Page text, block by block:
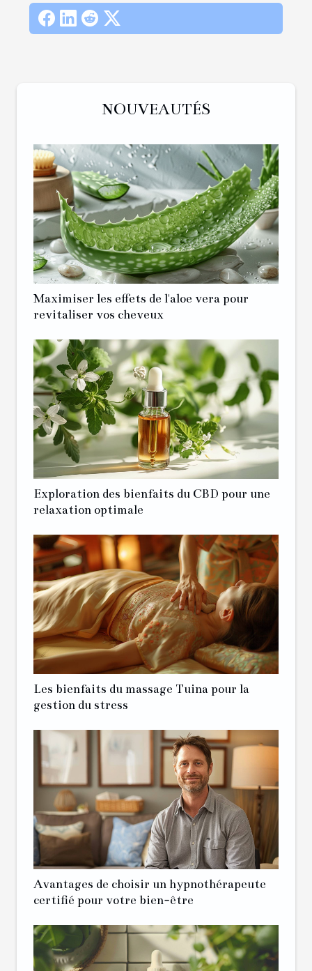
NOUVEAUTÉS
Maximiser les effets de l'aloe vera pour
revitaliser vos cheveux
Exploration des bienfaits du CBD pour une
relaxation optimale
Les bienfaits du massage Tuina pour la
gestion du stress
Avantages de choisir un hypnothérapeute
certifié pour votre bien-être